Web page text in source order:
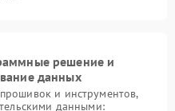
решение и
данных
и инструментов,
данными: